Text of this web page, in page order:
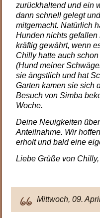
zurückhaltend und ein
dann schnell gelegt
mitgemacht. Natürlich
Hunden nichts
kräftig gewährt, wenn
Chilly hatte auch
(Hund meiner
sie ängstlich und hat
Garten kamen sie sich
Besuch von Simba
Woche.
Deine Neuigkeiten
Anteilnahme. Wir
erholt und bald eine
Liebe Grüße von
Mittwoch, 09.